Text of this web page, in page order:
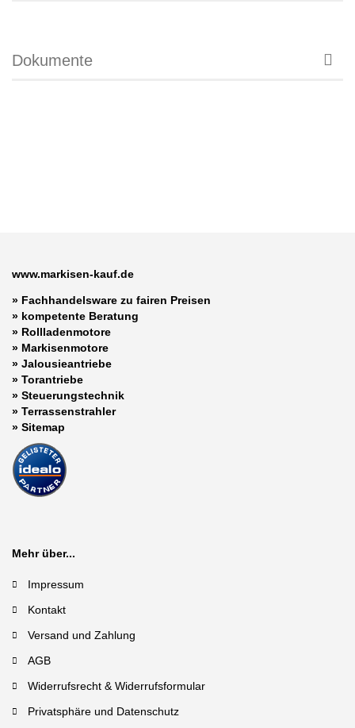
Dokumente
www.markisen-kauf.de
» Fachhandelsware zu fairen Preisen
» kompetente Beratung
» Rollladenmotore
» Markisenmotore
» Jalousieantriebe
» Torantriebe
» Steuerungstechnik
» Terrassenstrahler
» Sitemap
Mehr über...
Impressum
Kontakt
Versand und Zahlung
AGB
Widerrufsrecht & Widerrufsformular
Privatsphäre und Datenschutz